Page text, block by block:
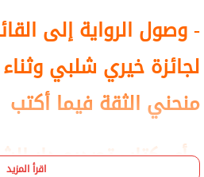
- وصول الرواية إلى
لجائزة خيري شلبي
منحني الثقة فيما أكتب
- أي كتاب تصدره داراقرأ المزيد